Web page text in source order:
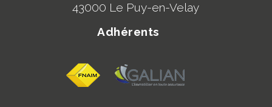
43000 Le Puy-en-Velay
Adhérents